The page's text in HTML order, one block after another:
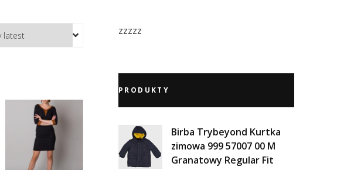
zzzzz
PRODUKTY
Birba Trybeyond Kurtka
zimowa 999 57007 00 M
Granatowy Regular Fit